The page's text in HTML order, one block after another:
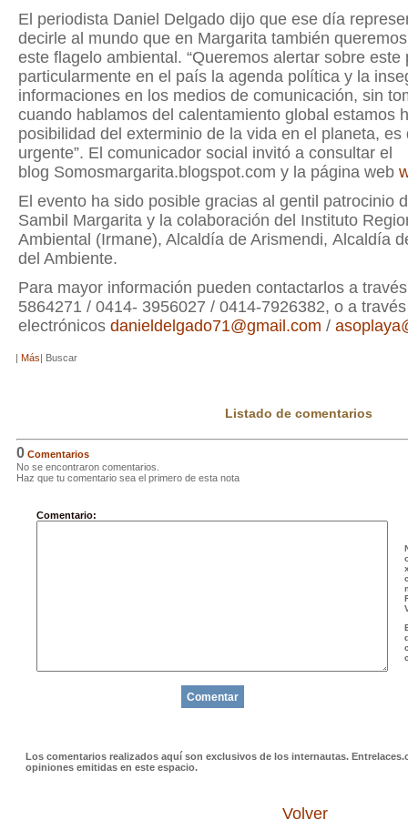
El periodista Daniel Delgado dijo que ese día
decirle al mundo que en Margarita también
este flagelo ambiental. “Queremos alertar sobre este
particularmente en el país la agenda política y la
informaciones en los medios de comunicación, sin
cuando hablamos del calentamiento global estamos
posibilidad del exterminio de la vida en el planeta,
urgente”. El comunicador social invitó a consultar el
blog Somosmargarita.blogspot.com y la página web
El evento ha sido posible gracias al gentil patrocinio
Sambil Margarita y la colaboración del Instituto
Ambiental (Irmane), Alcaldía de Arismendi, Alcaldía
del Ambiente.
Para mayor información pueden contactarlos a
5864271 / 0414- 3956027 / 0414-7926382, o a
electrónicos danieldelgado71@gmail.com /
| Más| Buscar
Listado de comentarios
0 Comentarios
No se encontraron comentarios.
Haz que tu comentario sea el primero de esta nota
Comentario:
Los comentarios realizados aquí son exclusivos de los internautas.
opiniones emitidas en este espacio.
Volver